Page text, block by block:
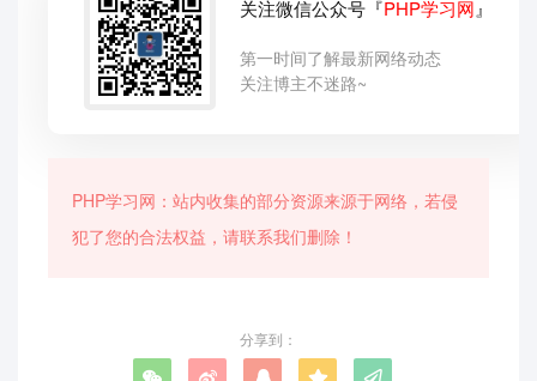
关注微信公众号『PHP学习网 』
第一时间了解最新网络动态
关注博主不迷路~
PHP学习网：站内收集的部分资源来源于网络，若侵
犯了您的合法权益，请联系我们删除！
分享到：